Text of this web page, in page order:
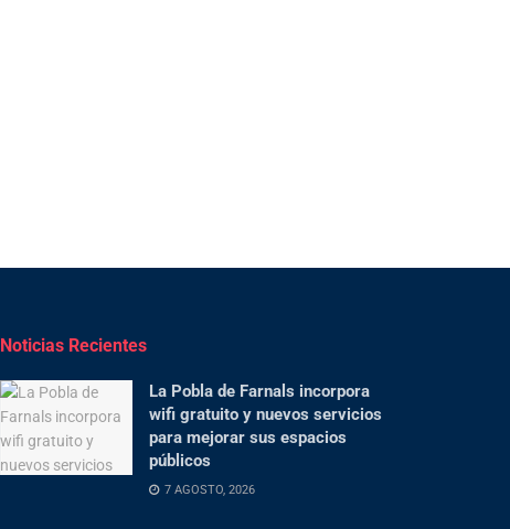
Noticias Recientes
La Pobla de Farnals incorpora
wifi gratuito y nuevos servicios
para mejorar sus espacios
públicos
7 AGOSTO, 2026